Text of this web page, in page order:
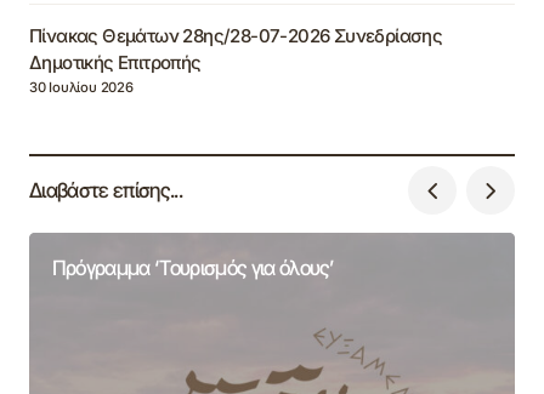
Πίνακας Θεμάτων 28ης/28-07-2026 Συνεδρίασης
Δημοτικής Επιτροπής
30 Ιουλίου 2026
Διαβάστε επίσης...
Πρόγραμμα ‘Τουρισμός για όλους’